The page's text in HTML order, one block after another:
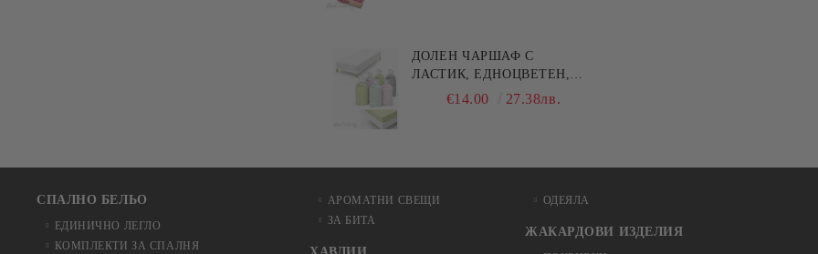
ДОЛЕН ЧАРШАФ С
ЛАСТИК, ЕДНОЦВЕТЕН,
100% ПАМУК, РАЗЛИЧНИ
€14.00 27.38лв.
СПАЛНО БЕЛЬО
ЕДИНИЧНО ЛЕГЛО
КОМПЛЕКТИ ЗА СПАЛНЯ
АРОМАТНИ СВЕЩИ
ЗА БИТА
ОДЕЯЛА
ЖАКАРДОВИ ИЗДЕЛИЯ